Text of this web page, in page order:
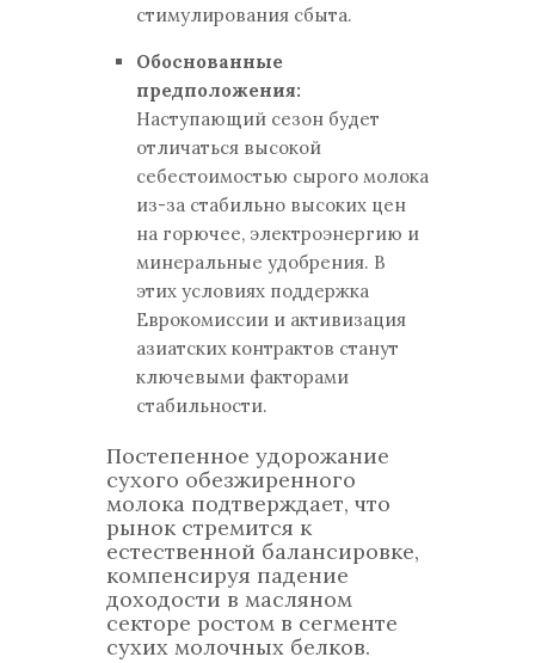
стимулирования сбыта.
Обоснованные
предположения:
Наступающий сезон будет
отличаться высокой
себестоимостью сырого молока
из-за стабильно высоких цен
на горючее, электроэнергию и
минеральные удобрения. В
этих условиях поддержка
Еврокомиссии и активизация
азиатских контрактов станут
ключевыми факторами
стабильности.
Постепенное удорожание
сухого обезжиренного
молока подтверждает, что
рынок стремится к
естественной балансировке,
компенсируя падение
доходости в масляном
секторе ростом в сегменте
сухих молочных белков.